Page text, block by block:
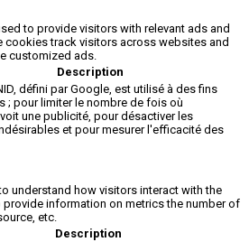
to provide visitors with relevant ads and
cookies track visitors across websites and
customized ads.
Description
défini par Google, est utilisé à des fins
; pour limiter le nombre de fois où
une publicité, pour désactiver les
et pour mesurer l'efficacité des
understand how visitors interact with the
information on metrics the number of
etc.
Description